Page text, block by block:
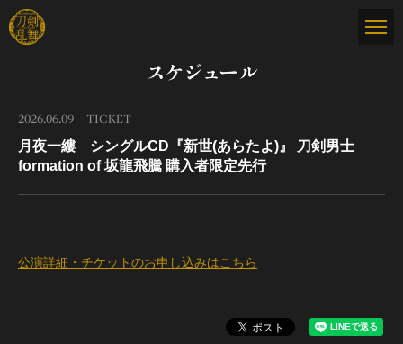
スケジュール
2026.06.09 TICKET
月夜一縷 シングルCD『新世(あらたよ)』 刀剣男士
formation of 坂龍飛騰 購入者限定先行
公演詳細・チケットのお申し込みはこちら